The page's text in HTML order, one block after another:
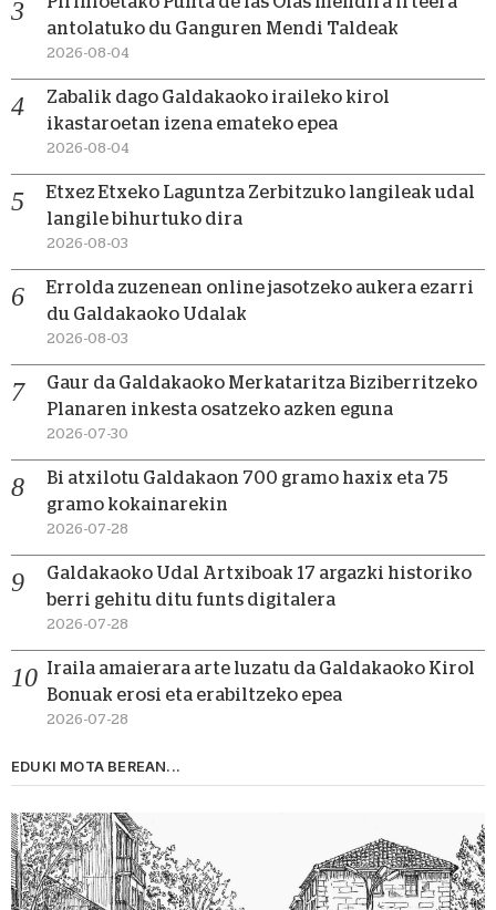
antolatuko du Ganguren Mendi Taldeak
2026-08-04
Zabalik dago Galdakaoko iraileko kirol
ikastaroetan izena emateko epea
2026-08-04
Etxez Etxeko Laguntza Zerbitzuko langileak udal
langile bihurtuko dira
2026-08-03
Errolda zuzenean online jasotzeko aukera ezarri
du Galdakaoko Udalak
2026-08-03
Gaur da Galdakaoko Merkataritza Biziberritzeko
Planaren inkesta osatzeko azken eguna
2026-07-30
Bi atxilotu Galdakaon 700 gramo haxix eta 75
gramo kokainarekin
2026-07-28
Galdakaoko Udal Artxiboak 17 argazki historiko
berri gehitu ditu funts digitalera
2026-07-28
Iraila amaierara arte luzatu da Galdakaoko Kirol
Bonuak erosi eta erabiltzeko epea
2026-07-28
EDUKI MOTA BEREAN...